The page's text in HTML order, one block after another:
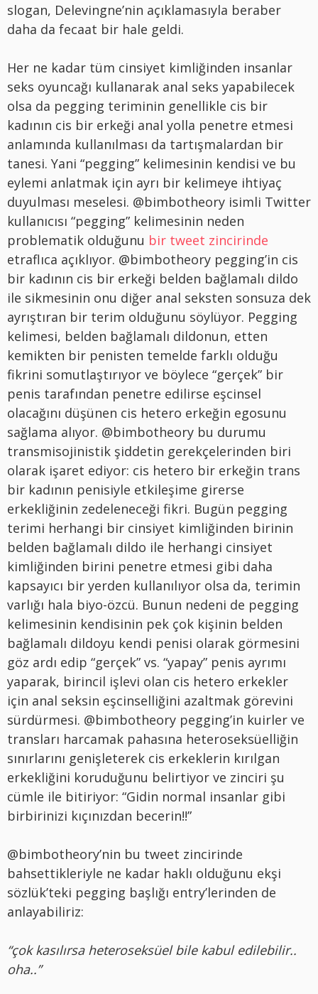
slogan, Delevingne’nin açıklamasıyla beraber
daha da fecaat bir hale geldi.
Her ne kadar tüm cinsiyet kimliğinden insanlar
seks oyuncağı kullanarak anal seks yapabilecek
olsa da pegging teriminin genellikle cis bir
kadının cis bir erkeği anal yolla penetre etmesi
anlamında kullanılması da tartışmalardan bir
tanesi. Yani “pegging” kelimesinin kendisi ve bu
eylemi anlatmak için ayrı bir kelimeye ihtiyaç
duyulması meselesi. @bimbotheory isimli Twitter
kullanıcısı “pegging” kelimesinin neden
problematik olduğunu bir tweet zincirinde
etraflıca açıklıyor. @bimbotheory pegging’in cis
bir kadının cis bir erkeği belden bağlamalı dildo
ile sikmesinin onu diğer anal seksten sonsuza dek
ayrıştıran bir terim olduğunu söylüyor. Pegging
kelimesi, belden bağlamalı dildonun, etten
kemikten bir penisten temelde farklı olduğu
fikrini somutlaştırıyor ve böylece “gerçek” bir
penis tarafından penetre edilirse eşcinsel
olacağını düşünen cis hetero erkeğin egosunu
sağlama alıyor. @bimbotheory bu durumu
transmisojinistik şiddetin gerekçelerinden biri
olarak işaret ediyor: cis hetero bir erkeğin trans
bir kadının penisiyle etkileşime girerse
erkekliğinin zedeleneceği fikri. Bugün pegging
terimi herhangi bir cinsiyet kimliğinden birinin
belden bağlamalı dildo ile herhangi cinsiyet
kimliğinden birini penetre etmesi gibi daha
kapsayıcı bir yerden kullanılıyor olsa da, terimin
varlığı hala biyo-özcü. Bunun nedeni de pegging
kelimesinin kendisinin pek çok kişinin belden
bağlamalı dildoyu kendi penisi olarak görmesini
göz ardı edip “gerçek” vs. “yapay” penis ayrımı
yaparak, birincil işlevi olan cis hetero erkekler
için anal seksin eşcinselliğini azaltmak görevini
sürdürmesi. @bimbotheory pegging’in kuirler ve
transları harcamak pahasına heteroseksüelliğin
sınırlarını genişleterek cis erkeklerin kırılgan
erkekliğini koruduğunu belirtiyor ve zinciri şu
cümle ile bitiriyor: “Gidin normal insanlar gibi
birbirinizi kıçınızdan becerin!!”
@bimbotheory’nin bu tweet zincirinde
bahsettikleriyle ne kadar haklı olduğunu ekşi
sözlük’teki pegging başlığı entry’lerinden de
anlayabiliriz:
“çok kasılırsa heteroseksüel bile kabul edilebilir..
oha..”